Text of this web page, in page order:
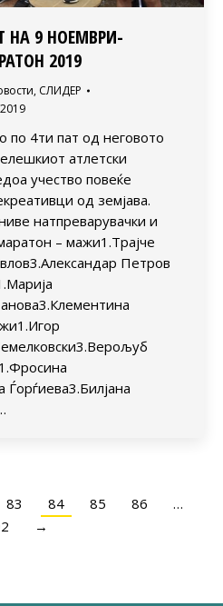
НА 9 НОЕМВРИ-
2019
, СЛИДЕР
по 4ти пат од неговото
атлетски
учество повеќе
од земјава.
натпреварувачки и
– мажи1.Трајче
Петров
Ѓорѓиева3.Билјана
83 84 85 86
…
→